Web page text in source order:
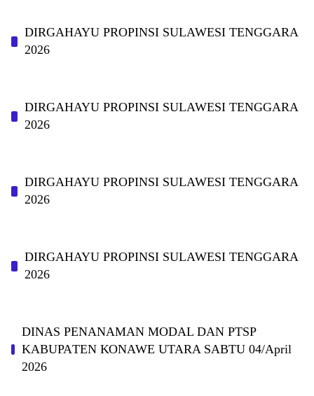
DIRGAHAYU PROPINSI SULAWESI TENGGARA
2026
DIRGAHAYU PROPINSI SULAWESI TENGGARA
2026
DIRGAHAYU PROPINSI SULAWESI TENGGARA
2026
DIRGAHAYU PROPINSI SULAWESI TENGGARA
2026
DINAS PΕΝΑΝΑΜAN MODAL DAN PTSP
KABUPAΤΕΝ ΚΟNAWE UTARA SABTU 04/April
2026